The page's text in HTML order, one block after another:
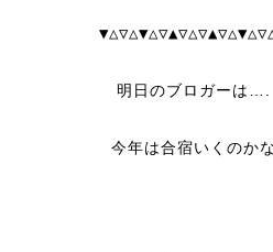
明日のブロガーは….
今年は合宿いくのかな